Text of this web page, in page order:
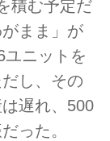
積む予定だ
まま」が
ニットを
し、その
遅れ、500
った。